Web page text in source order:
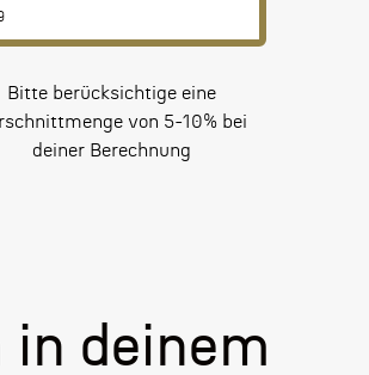
Bitte berücksichtige eine
von 5-10% bei
deiner Berechnung
in deinem